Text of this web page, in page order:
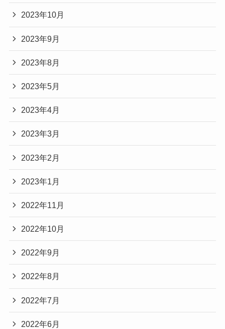
2023年10月
2023年9月
2023年8月
2023年5月
2023年4月
2023年3月
2023年2月
2023年1月
2022年11月
2022年10月
2022年9月
2022年8月
2022年7月
2022年6月